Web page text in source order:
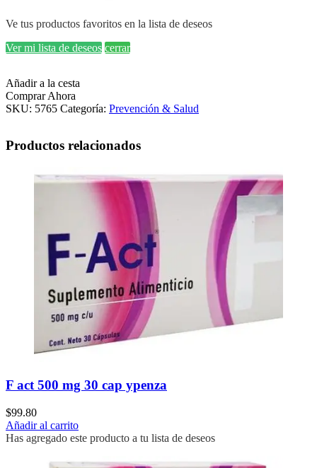
Ve tus productos favoritos en la lista de deseos
Ver mi lista de deseos cerrar
Añadir a la cesta
Comprar Ahora
SKU: 5765 Categoría: Prevención & Salud
Productos relacionados
F act 500 mg 30 cap ypenza
$99.80
Añadir al carrito
Has agregado este producto a tu lista de deseos